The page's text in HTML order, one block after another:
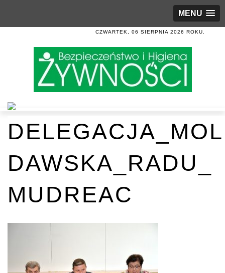
MENU
CZWARTEK, 06 SIERPNIA 2026 ROKU.
DELEGACJA_MOL
DAWSKA_RADU_
MUDREAC